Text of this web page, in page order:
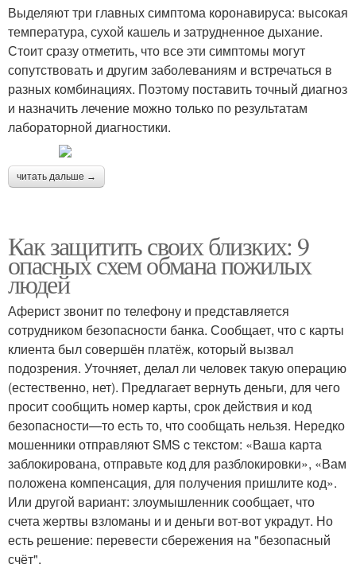
Выделяют три главных симптома коронавируса: высокая
температура, сухой кашель и затрудненное дыхание.
Стоит сразу отметить, что все эти симптомы могут
сопутствовать и другим заболеваниям и встречаться в
разных комбинациях. Поэтому поставить точный диагноз
и назначить лечение можно только по результатам
лабораторной диагностики.
читать дальше →
Как защитить своих близких: 9
опасных схем обмана пожилых
людей
Аферист звонит по телефону и представляется
сотрудником безопасности банка. Сообщает, что с карты
клиента был совершён платёж, который вызвал
подозрения. Уточняет, делал ли человек такую операцию
(естественно, нет). Предлагает вернуть деньги, для чего
просит сообщить номер карты, срок действия и код
безопасности—то есть то, что сообщать нельзя. Нередко
мошенники отправляют SMS c текстом: «Ваша карта
заблокирована, отправьте код для разблокировки», «Вам
положена компенсация, для получения пришлите код».
Или другой вариант: злоумышленник сообщает, что
счета жертвы взломаны и и деньги вот-вот украдут. Но
есть решение: перевести сбережения на "безопасный
счёт".